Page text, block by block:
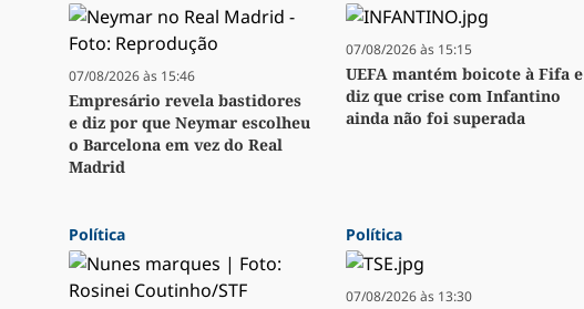
07/08/2026 às 15:46
Empresário revela bastidores
e diz por que Neymar escolheu
o Barcelona em vez do Real
Madrid
07/08/2026 às 15:15
UEFA mantém boicote à Fifa e
diz que crise com Infantino
ainda não foi superada
Política Política
07/08/2026 às 13:30